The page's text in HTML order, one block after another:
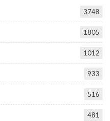
3748
1805
1012
933
516
481